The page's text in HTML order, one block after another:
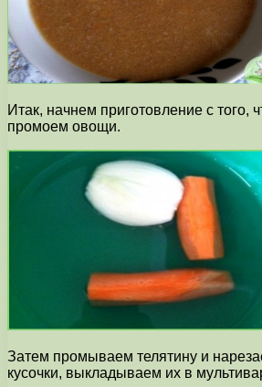
Итак, начнем приготовление с того,
промоем овощи.
Затем промываем телятину и
кусочки, выкладываем их в